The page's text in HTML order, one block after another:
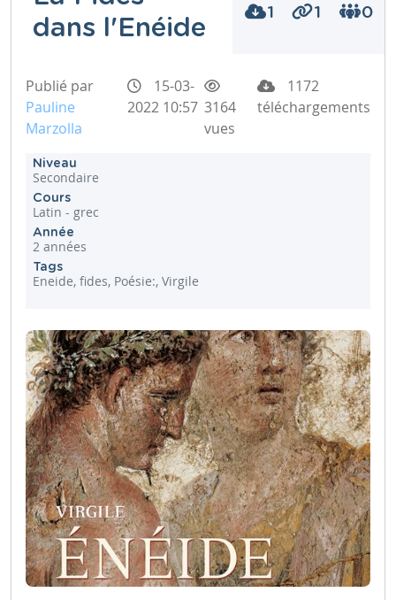
dans l'Enéide
1 1 0
Publié par
Pauline
Marzolla
15-03-
2022 10:57 3164
vues
1172
téléchargements
Niveau
Secondaire
Cours
Latin - grec
Année
2 années
Tags
Eneide, fides, Poésie:, Virgile